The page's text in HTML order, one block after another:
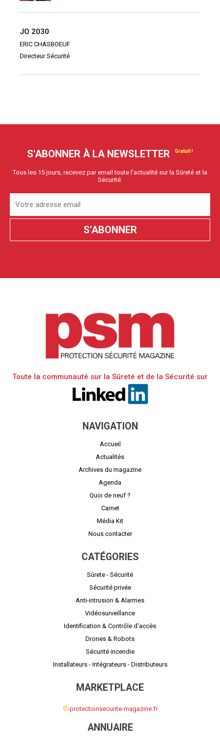
JO 2030
ERIC CHASBOEUF
Directeur Sécurité
S'ABONNER À LA NEWSLETTER
Tous les 15 jours, recevez par email toute l'actualité sur la Sûreté et la
Sécurité.
Toute la communauté sur la Sûreté et de la Sécurité sur
NAVIGATION
Accueil
Actualités
Archives du magazine
Agenda
Quoi de neuf ?
Carnet
Média Kit
Nous contacter
CATÉGORIES
Sûrete - Sécurité
Sécurité privée
Anti-intrusion & Alarmes
Vidéosurveillance
Identification & Contrôle d'accès
Drones & Robots
Sécurité incendie
Installateurs - Intégrateurs - Distributeurs
MARKETPLACE
e-protectionsecurite-magazine.fr
ANNUAIRE